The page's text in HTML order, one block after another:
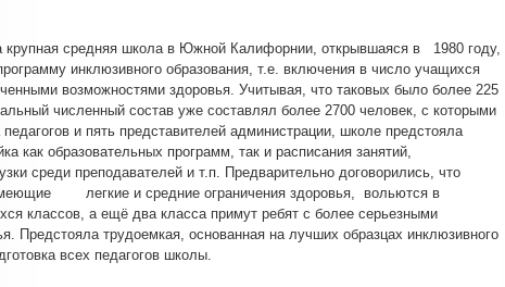
крупная средняя школа в Южной Калифорнии, открывшаяся в 1980 году,
инклюзивного образования, т.е. включения в число учащихся
возможностями здоровья. Учитывая, что таковых было более 225
численный состав уже составлял более 2700 человек, с которыми
и пять представителей администрации, школе предстояла
как образовательных программ, так и расписания занятий,
среди преподавателей и т.п. Предварительно договорились, что
легкие и средние ограничения здоровья, вольются в
классов, а ещё два класса примут ребят с более серьезными
Предстояла трудоемкая, основанная на лучших образцах инклюзивного
всех педагогов школы.